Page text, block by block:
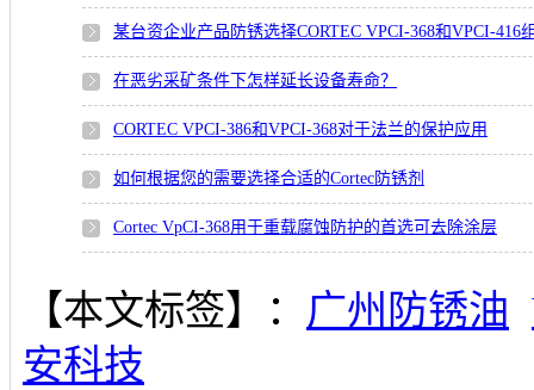
某台资企业产品防锈选择CORTEC VPCI-368和VPCI-416
在恶劣采矿条件下怎样延长设备寿命？
CORTEC VPCI-386和VPCI-368对于法兰的保护应用
如何根据您的需要选择合适的Cortec防锈剂
Cortec VpCI-368用于重载腐蚀防护的首选可去除涂层
【本文标签】： 广州防锈油
安科技